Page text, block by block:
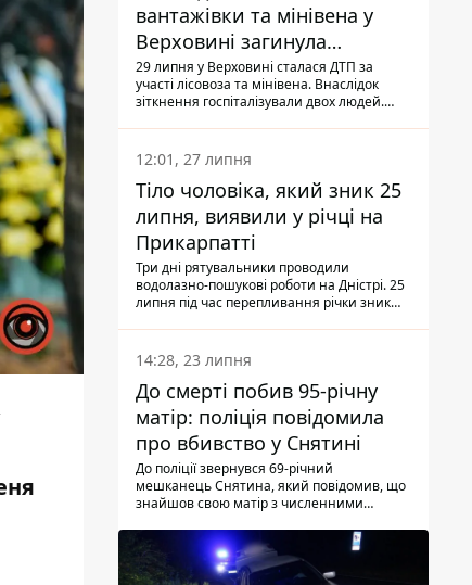
вантажівки та мінівена у
Верховині загинула
пасажирка, водійка - у
лікарні
29 липня у Верховині сталася ДТП за
участі лісовоза та мінівена. Внаслідок
зіткнення госпіталізували двох людей.
Також травми отримала водійка
автомобіля.
12:01, 27 липня
Тіло чоловіка, який зник 25
липня, виявили у річці на
Прикарпатті
Три дні рятувальники проводили
водолазно-пошукові роботи на Дністрі. 25
липня під час перепливання річки зник
виявили тіло.
14:28, 23 липня
До смерті побив 95-річну
матір: поліція повідомила
про вбивство у Снятині
До поліції звернувся 69-річний
мешканець Снятина, який повідомив, що
знайшов свою матір з численними
з'ясували правоохоронці, ці травми жінці
наніс її син.